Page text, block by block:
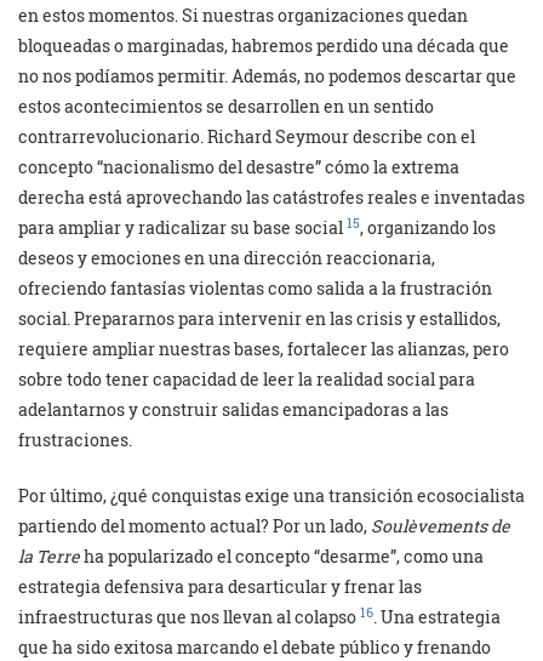
en estos momentos. Si nuestras organizaciones quedan
bloqueadas o marginadas, habremos perdido una década que
no nos podíamos permitir. Además, no podemos descartar que
estos acontecimientos se desarrollen en un sentido
contrarrevolucionario. Richard Seymour describe con el
concepto “nacionalismo del desastre” cómo la extrema
derecha está aprovechando las catástrofes reales e inventadas
para ampliar y radicalizar su base social 15, organizando los
deseos y emociones en una dirección reaccionaria,
ofreciendo fantasías violentas como salida a la frustración
social. Prepararnos para intervenir en las crisis y estallidos,
requiere ampliar nuestras bases, fortalecer las alianzas, pero
sobre todo tener capacidad de leer la realidad social para
adelantarnos y construir salidas emancipadoras a las
frustraciones.
Por último, ¿qué conquistas exige una transición ecosocialista
partiendo del momento actual? Por un lado, Soulèvements de
la Terreha popularizado el concepto “desarme”, como una
estrategia defensiva para desarticular y frenar las
infraestructuras que nos llevan al colapso 16. Una estrategia
que ha sido exitosa marcando el debate público y frenando